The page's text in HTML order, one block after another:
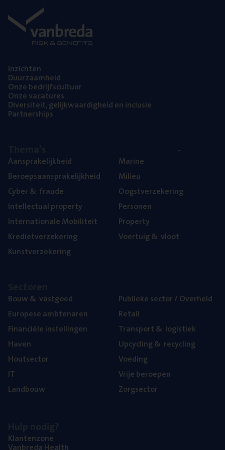
Inzich­ten
Duur­zaam­heid
Onze bedrijfs­cul­tuur
Onze vaca­tu­res
Diver­si­teit, gelijk­waar­dig­heid en inclusie
Part­ner­ships
Aan­spra­ke­lijk­heid
Beroeps­aan­spra­ke­lijk­heid
Cyber& fraude
Intel­lec­tu­al property
Inter­na­ti­o­na­le Mobiliteit
Kre­diet­ver­ze­ke­ring
Kunst­ver­ze­ke­ring
Mari­ne
Mili­eu
Oogst­ver­ze­ke­ring
Per­so­nen
Pro­per­ty
Voer­tuig& vloot
Bouw& vastgoed
Euro­pe­se ambtenaren
Finan­ci­ë­le instellingen
Haven
Hout­sec­tor
IT
Land­bouw
Publie­ke sec­tor / Overheid
Retail
Trans­port& logistiek
Upcy­cling& recycling
Voe­ding
Vrije beroe­pen
Zorg­sec­tor
Klan­ten­zo­ne
Van­b­re­da Health